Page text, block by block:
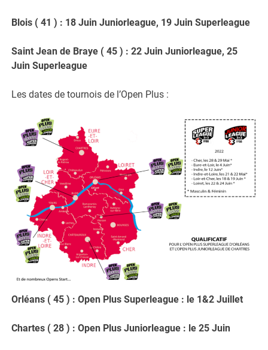
Blois ( 41 ) : 18 Juin Juniorleague, 19 Juin Superleague
Saint Jean de Braye ( 45 ) : 22 Juin Juniorleague, 25
Juin Superleague
Les dates de tournois de l’Open Plus :
Orléans ( 45 ) : Open Plus Superleague : le 1&2 Juillet
Chartes ( 28 ) : Open Plus Juniorleague : le 25 Juin